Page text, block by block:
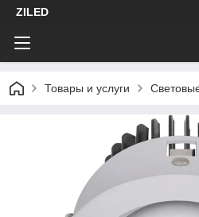
ZILED
Товары и услуги